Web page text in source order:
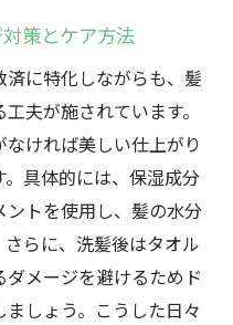
策とケア方法
に特化しながらも、髪
夫が施されています。
ければ美しい仕上がり
具体的には、保湿成分
トを使用し、髪の水分
らに、洗髪後はタオル
メージを避けるためド
しょう。こうした日々